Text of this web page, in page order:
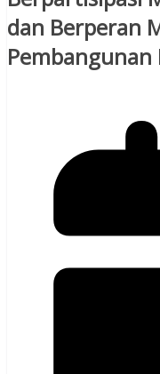
dan Berperan
Pembangunan